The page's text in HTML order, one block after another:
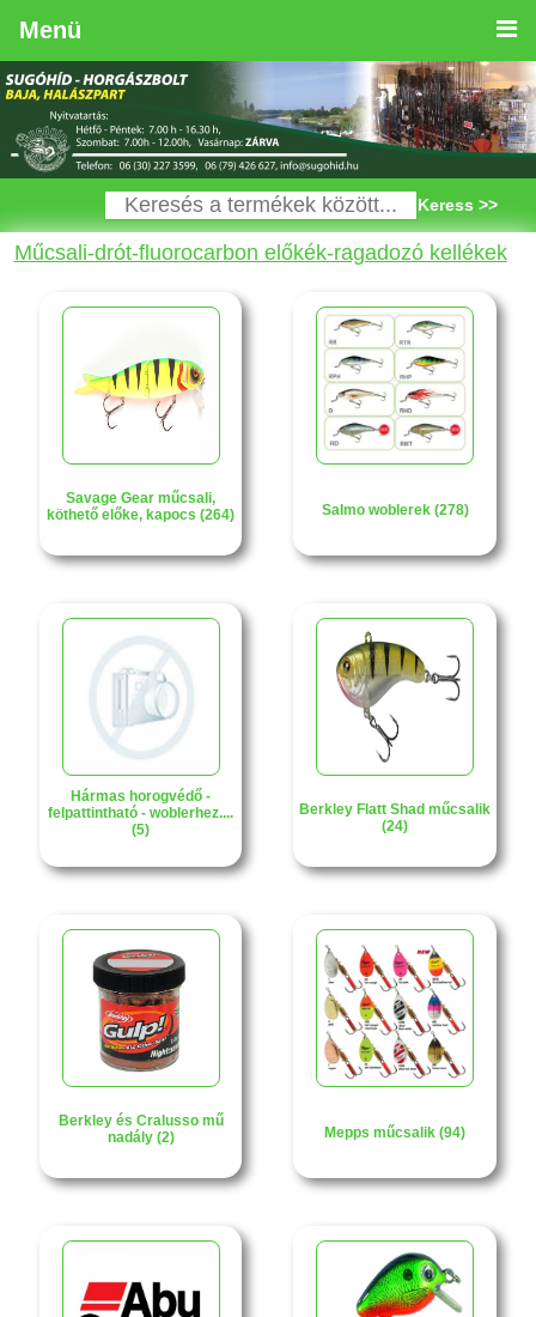
Menü
Keress >>
Műcsali-drót-fluorocarbon előkék-ragadozó kellékek
Savage Gear műcsali,
köthető előke, kapocs (264)
Salmo woblerek (278)
Hármas horogvédő -
felpattintható - woblerhez....
(5)
Berkley Flatt Shad műcsalik
(24)
Berkley és Cralusso mű
nadály (2)
Mepps műcsalik (94)